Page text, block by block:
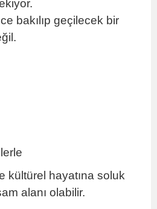
bakılıp geçilecek bir
kültürel hayatına soluk
alanı olabilir.